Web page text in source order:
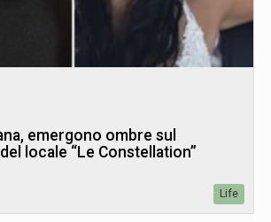
emergono ombre sul
locale “Le Constellation”
Life